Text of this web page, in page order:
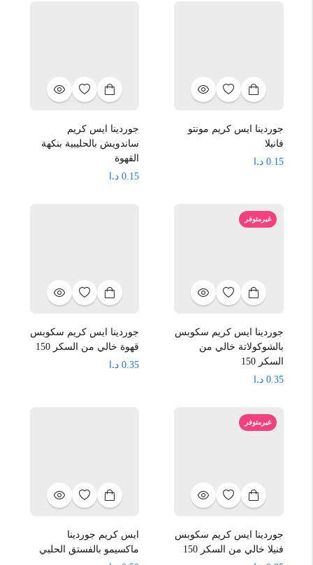
جوردينا ايس كريم مونتو
فانيلا
0.15 د.ا
جوردينا ايس كريم
ساندويش بالحليبية بنكهة
القهوة
0.15 د.ا
غيرمتوفر
جوردينا ايس كريم سكوبس
بالشوكولاتة خالي من
السكر 150
0.35 د.ا
جوردينا ايس كريم سكوبس
قهوة خالي من السكر 150
0.35 د.ا
غيرمتوفر
جوردينا ايس كريم سكوبس
فنيلا خالي من السكر 150
ايس كريم جوردينا
ماكسيمو بالفستق الحلبي